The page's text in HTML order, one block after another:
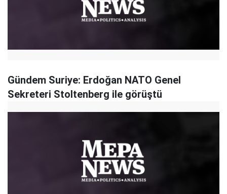
Gündem Suriye: Erdoğan NATO Genel
Sekreteri Stoltenberg ile görüştü